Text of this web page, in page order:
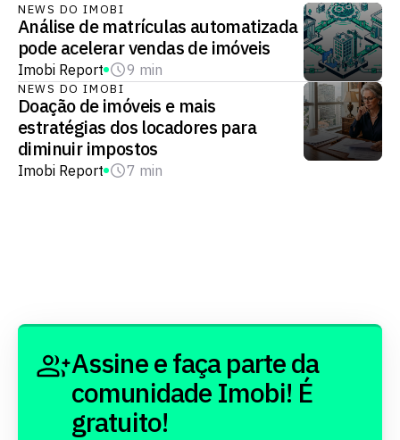
NEWS DO IMOBI
Análise de matrículas automatizada
pode acelerar vendas de imóveis
Imobi Report 9 min
NEWS DO IMOBI
Doação de imóveis e mais
estratégias dos locadores para
diminuir impostos
Imobi Report 7 min
Assine e faça parte da
comunidade Imobi! É
gratuito!